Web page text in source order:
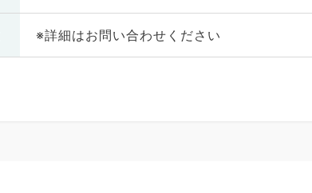
※詳細はお問い合わせください